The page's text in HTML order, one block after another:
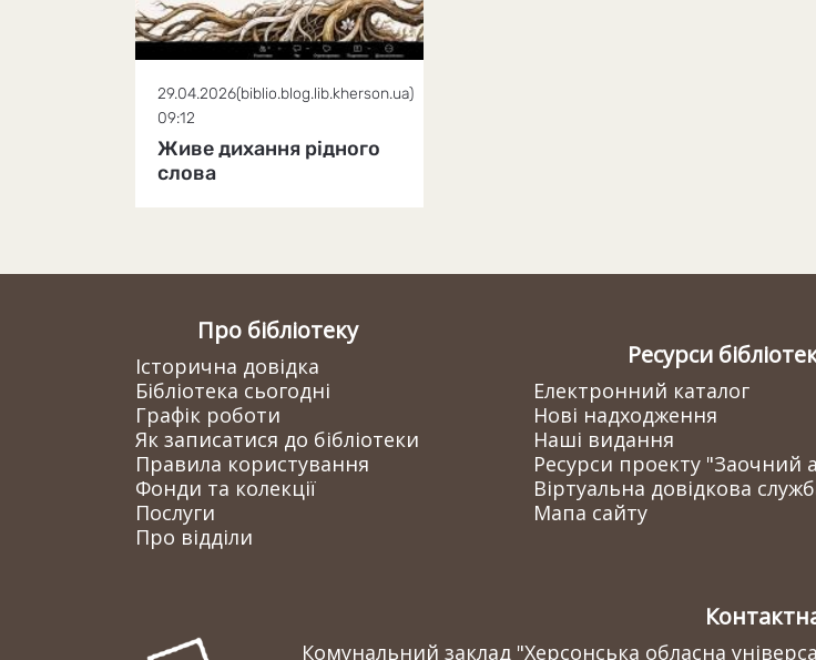
29.04.2026
09:12
(biblio.blog.lib.kherson.ua)
Живе дихання рідного
слова
Про бібліотеку
Історична довідка
Бібліотека сьогодні
Графік роботи
Як записатися до бібліотеки
Правила користування
Фонди та колекції
Послуги
Про відділи
Ресурси
Електронний каталог
Нові надходження
Наші видання
Ресурси проекту "Заочний
Віртуальна довідкова
Мапа сайту
Комунальний заклад "Херсонська обласна